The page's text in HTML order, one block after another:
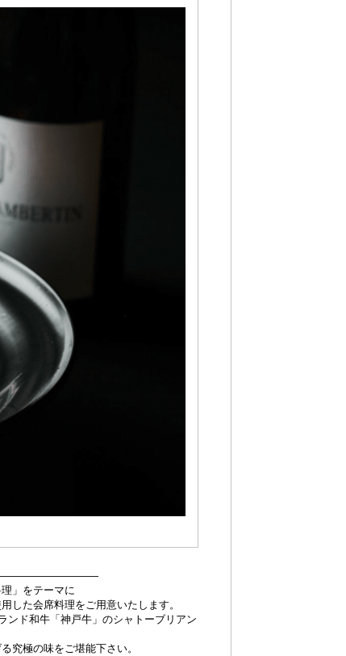
」をテーマに
した会席料理をご用意いたします。
ンド和牛「神戸牛」のシャトーブリアン
究極の味をご堪能下さい。